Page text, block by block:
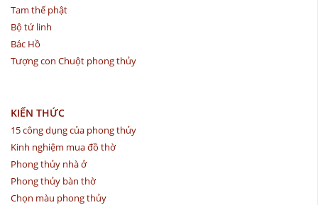
Tam thế phật
Bộ tứ linh
Bác Hồ
Tượng con Chuột phong thủy
KIẾN THỨC
15 công dụng của phong thủy
Kinh nghiệm mua đồ thờ
Phong thủy nhà ở
Phong thủy bàn thờ
Chọn màu phong thủy